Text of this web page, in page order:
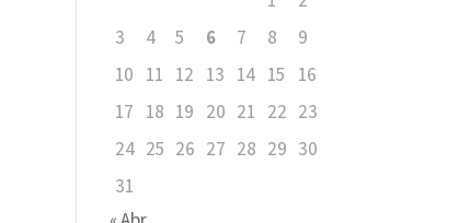
3
4 5 6 7 8
9
10 11 12 13 14 15
16
17 18 19 20 21 22 23
24 25 26 27 28 29 30
31